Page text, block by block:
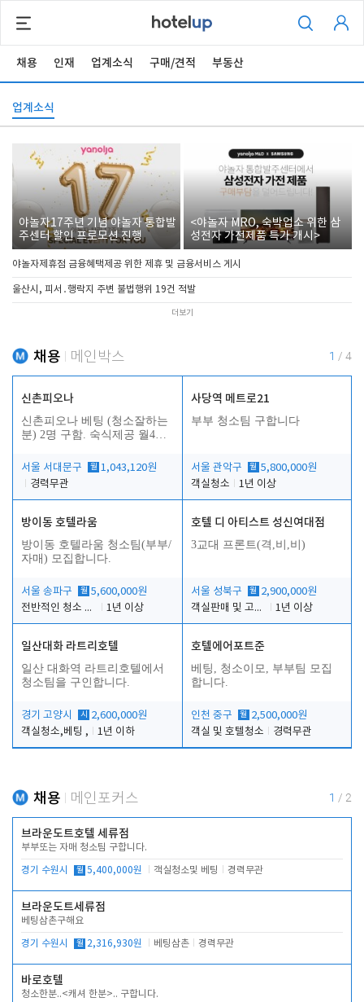
채용 인재 업계소식 구매/견적 부동산
업계소식
야놀자17주년 기념 야놀자 통합발
주센터 할인 프로모션 진행
<야놀자 MRO, 숙박업소 위한 삼
성전자 가전제품 특가 개시>
야놀자제휴점 금융혜택제공 위한 제휴 및 금융서비스 게시
울산시, 피서․행락지 주변 불법행위 19건 적발
더보기
채용 메인박스 1 / 4
신촌피오나
신촌피오나 베팅 (청소잘하는
분) 2명 구함. 숙식제공 월4회
서울 서대문구
월 1,043,120원
경력무관
사당역 메트로21
부부 청소팀 구합니다
서울 관악구 월 5,800,000원
객실청소
1년 이상
방이동 호텔라움
방이동 호텔라움 청소팀(부부/
자매) 모집합니다.
서울 송파구 월 5,600,000원
전반적인 청소 업무(객실청소.객실정리)
1년 이상
호텔 디 아티스트 성신여대점
3교대 프론트(격,비,비)
서울 성북구 월 2,900,000원
객실판매 및 고객응대
1년 이상
일산대화 라트리호텔
일산 대화역 라트리호텔에서
청소팀을 구인합니다.
경기 고양시 시
2,600,000원
객실청소,베팅 ,
1년 이하
호텔에어포트준
베팅, 청소이모, 부부팀 모집
합니다.
인천 중구 월 2,500,000원
객실 및 호텔청소
경력무관
채용 메인포커스 1 / 2
브라운도트호텔 세류점
부부또는 자매 청소팀 구합니다.
경기 수원시 월 5,400,000원 객실청소및 베팅 경력무관
브라운도트세류점
베팅삼촌구해요
경기 수원시 월 2,316,930원 베팅삼촌 경력무관
바로호텔
청소한분..<캐셔 한분>.. 구합니다.